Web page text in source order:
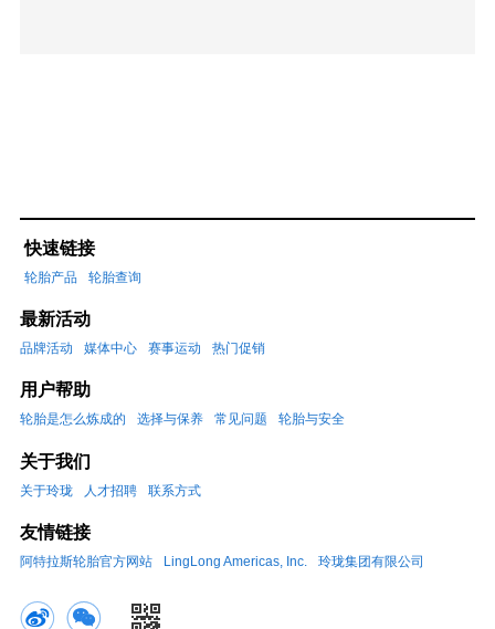
快速链接
轮胎产品 轮胎查询
最新活动
品牌活动 媒体中心 赛事运动 热门促销
用户帮助
轮胎是怎么炼成的 选择与保养 常见问题 轮胎与安全
关于我们
关于玲珑 人才招聘 联系方式
友情链接
阿特拉斯轮胎官方网站 LingLong Americas, Inc. 玲珑集团有限公司